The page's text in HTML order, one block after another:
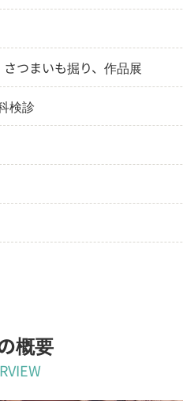
つまいも掘り、作品展
検診
概要